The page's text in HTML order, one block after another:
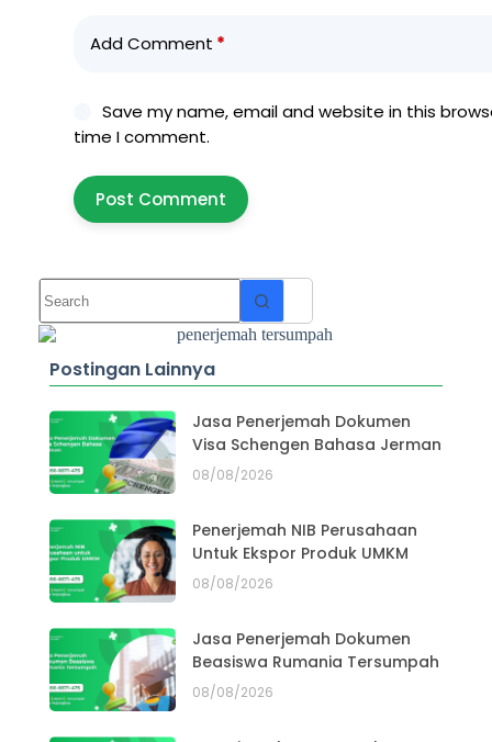
Add Comment *
Save my name, email and website in this
time I comment.
Post Comment
Postingan Lainnya
Jasa Penerjemah Dokumen
Visa Schengen Bahasa Jerman
08/08/2026
Penerjemah NIB Perusahaan
Untuk Ekspor Produk UMKM
08/08/2026
Jasa Penerjemah Dokumen
Beasiswa Rumania Tersumpah
08/08/2026